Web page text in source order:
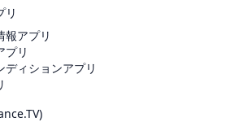
リ
報アプリ
プリ
ディションアプリ
)